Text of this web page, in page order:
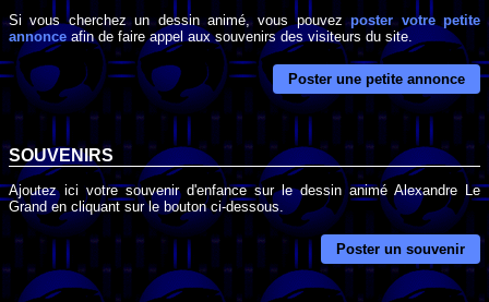
Si vous cherchez un dessin animé, vous pouvezposter votre petite
annonce afin de faire appel aux souvenirs des visiteurs du site.
Poster une petite annonce
SOUVENIRS
Ajoutez ici votre souvenir d'enfance sur le dessin animé Alexandre Le
Grand en cliquant sur le bouton ci-dessous.
Poster un souvenir